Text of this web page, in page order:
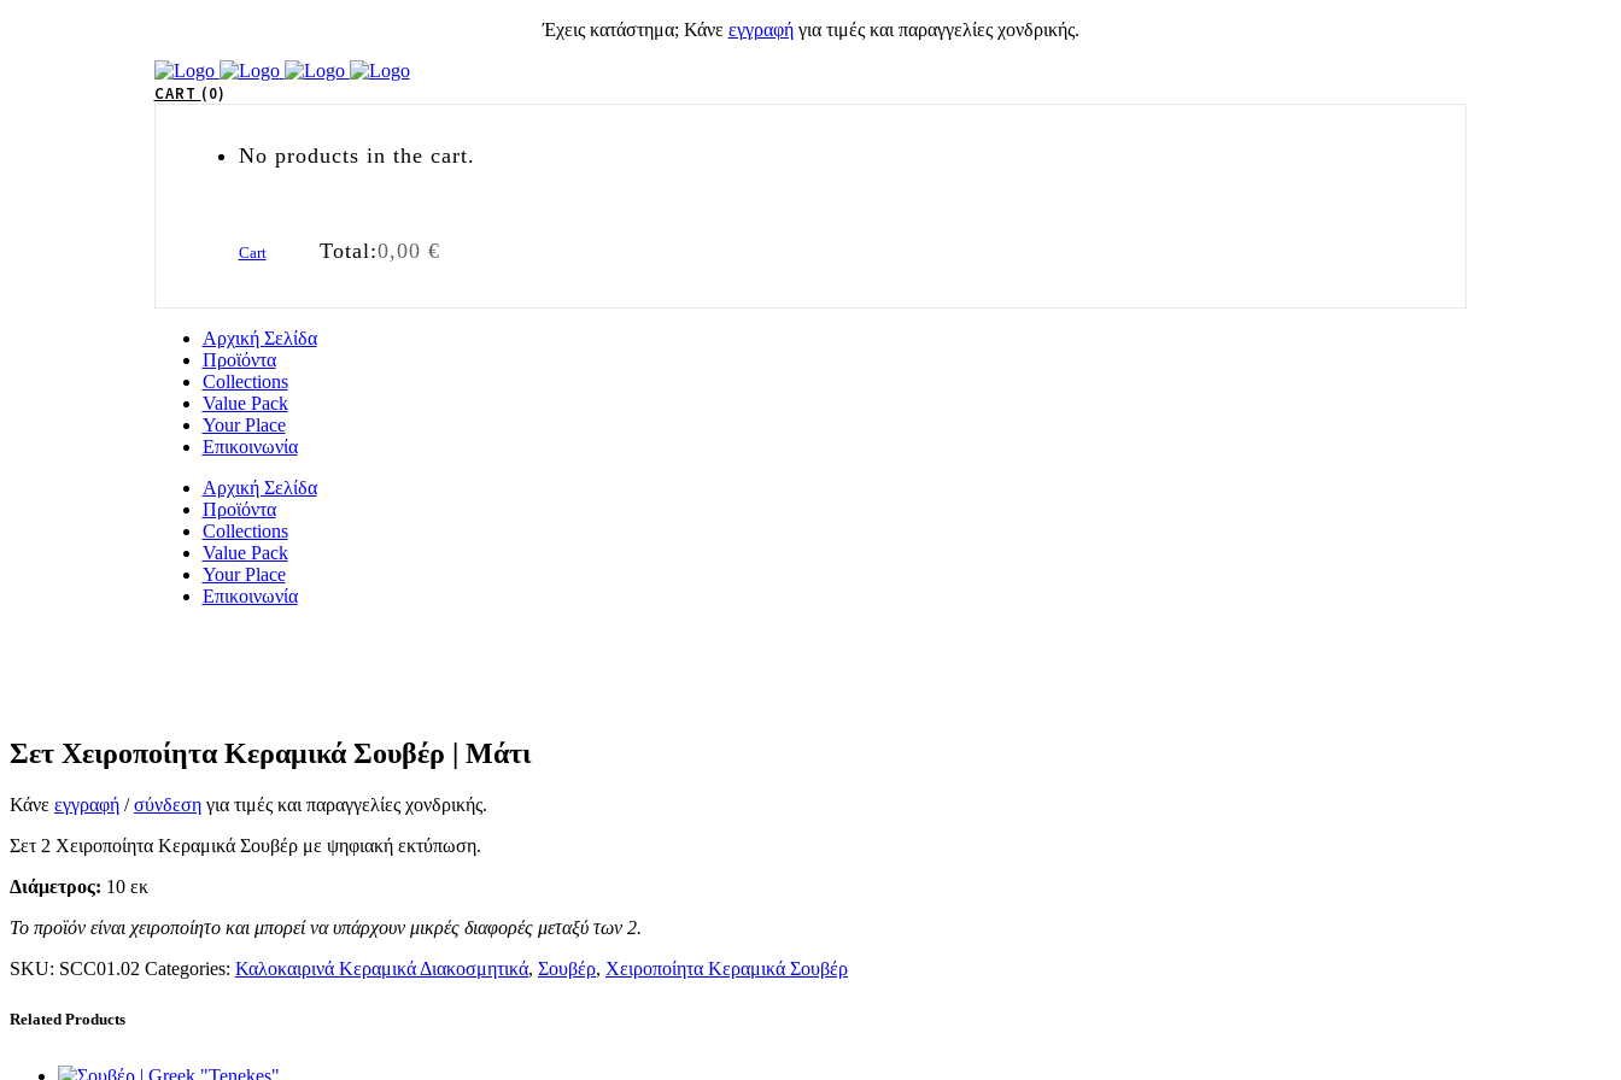
Έχεις κατάστημα; Κάνε εγγραφήγια τιμές και παραγγελίες χονδρικής.
CART 0
No products in the cart.
Cart Total:0,00 €
Αρχική Σελίδα
Προϊόντα
Collections
Value Pack
Your Place
Επικοινωνία
Αρχική Σελίδα
Προϊόντα
Collections
Value Pack
Your Place
Επικοινωνία
Σετ Χειροποίητα Κεραμικά Σουβέρ | Μάτι
Κάνε εγγραφή /σύνδεση για τιμές και παραγγελίες χονδρικής.
Σετ 2 Χειροποίητα Κεραμικά Σουβέρ με ψηφιακή εκτύπωση.
Διάμετρος: 10 εκ
Το προϊόν είναι χειροποίητο και μπορεί να υπάρχουν μικρές διαφορές μεταξύ των 2.
SKU: SCC01.02 Categories: Καλοκαιρινά Κεραμικά Διακοσμητικά, Σουβέρ, Χειροποίητα Κεραμικά Σουβέρ
Related Products